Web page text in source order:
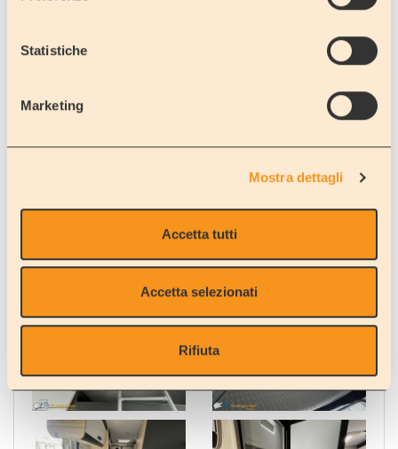
Statistiche
Marketing
Mostra dettagli
Accetta tutti
Accetta selezionati
Rifiuta
GUARDA IL VIDEO TUTORIAL DEL VAN SUN LIVING V 60